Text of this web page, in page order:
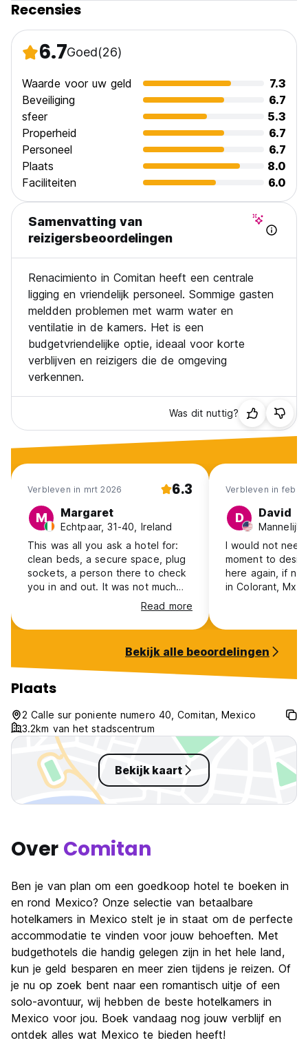
Ontbijt niet inbegrepen.
24 uurs receptie.
Geen huisdieren toegestaan. (Auto-translated from original
Recensies
6.7Goed(26)
Waarde voor uw geld
7.3
Beveiliging
6.7
sfeer
5.3
Properheid
6.7
Personeel
6.7
Plaats
8.0
Faciliteiten
6.0
Samenvatting van
reizigersbeoordelingen
Renacimiento in Comitan heeft een centrale
ligging en vriendelijk personeel. Sommige gasten
meldden problemen met warm water en
ventilatie in de kamers. Het is een
budgetvriendelijke optie, ideaal voor korte
verblijven en reizigers die de omgeving
verkennen.
Was dit nuttig?
Verbleven in mrt 2026 6.3
M Margaret
Echtpaar, 31-40, Ireland
This was all you ask a hotel for:
clean beds, a secure space, plug
sockets, a person there to check
you in and out. It was not much
more than that. Our room didn't
have windows, the wifi was
patchy, you had to buy drinking
slowly the bathroom was flooded
for 20mins after anyone
showered, the atmosphere was
bleak. But as I said, it has
everything it advertises, so I
cannot fault it.
Read more
Verbleven in feb
D David
Mannelijk,
I would not
moment to
here again, if
in Colorant, Mx.! Because I would
Bekijk alle beoordelingen
Plaats
2 Calle sur poniente numero 40, Comitan, Mexico
3.2km van het stadscentrum
Bekijk kaart
Over Comitan
Ben je van plan om een goedkoop hotel te boeken in
en rond Mexico? Onze selectie van betaalbare
hotelkamers in Mexico stelt je in staat om de perfecte
accommodatie te vinden voor jouw behoeften. Met
budgethotels die handig gelegen zijn in het hele land,
kun je geld besparen en meer zien tijdens je reizen. Of
je nu op zoek bent naar een romantisch uitje of een
solo-avontuur, wij hebben de beste hotelkamers in
Mexico voor jou. Boek vandaag nog jouw verblijf en
ontdek alles wat Mexico te bieden heeft!